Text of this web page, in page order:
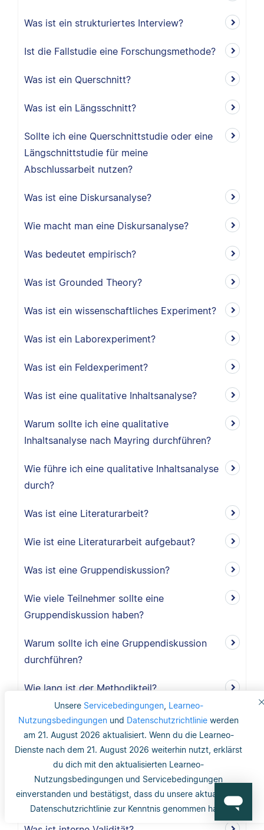
Unsere Servicebedingungen, Learneo-
Nutzungsbedingungen und Datenschutzrichtlinie werden
am 21. August 2026 aktualisiert. Wenn du die Learneo-
Dienste nach dem 21. August 2026 weiterhin nutzt, erklärst
du dich mit den aktualisierten Learneo-
Nutzungsbedingungen und Servicebedingungen
einverstanden und bestätigst, dass du unsere aktualisierte
Datenschutzrichtlinie zur Kenntnis genommen hast.
Was ist ein strukturiertes Interview?
Ist die Fallstudie eine Forschungsmethode?
Was ist ein Querschnitt?
Was ist ein Längsschnitt?
Sollte ich eine Querschnittstudie oder eine
Längschnittstudie für meine
Abschlussarbeit nutzen?
Was ist eine Diskursanalyse?
Wie macht man eine Diskursanalyse?
Was bedeutet empirisch?
Was ist Grounded Theory?
Was ist ein wissenschaftliches Experiment?
Was ist ein Laborexperiment?
Was ist ein Feldexperiment?
Was ist eine qualitative Inhaltsanalyse?
Warum sollte ich eine qualitative
Inhaltsanalyse nach Mayring durchführen?
Wie führe ich eine qualitative Inhaltsanalyse
durch?
Was ist eine Literaturarbeit?
Wie ist eine Literaturarbeit aufgebaut?
Was ist eine Gruppendiskussion?
Wie viele Teilnehmer sollte eine
Gruppendiskussion haben?
Warum sollte ich eine Gruppendiskussion
durchführen?
Wie lang ist der Methodikteil?
Was bedeutet deduktiv und induktiv?
Was bedeutet induktiv?
Was bedeutet deduktiv?